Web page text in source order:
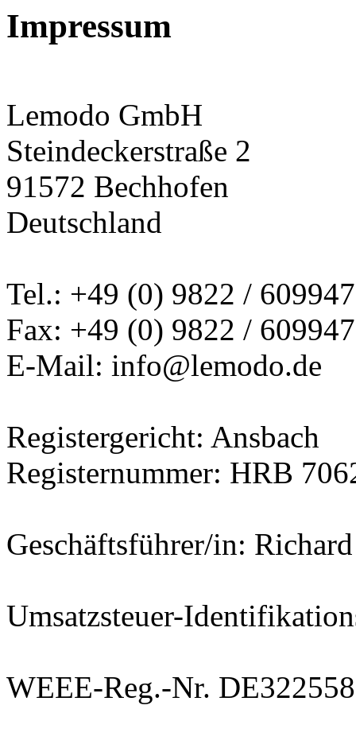
Impressum
Lemodo GmbH
Steindeckerstraße 2
91572 Bechhofen
Deutschland
Tel.: +49 (0) 9822 /
Fax: +49 (0) 9822 /
E-Mail: info@lemodo.de
Registergericht: Ansbach
Registernummer: HRB
Geschäftsführer/in:
Umsatzsteuer-
WEEE-Reg.-Nr.